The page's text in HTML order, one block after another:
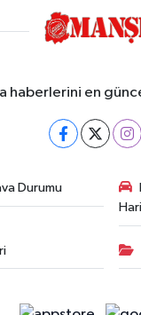
haberlerini en
Durumu